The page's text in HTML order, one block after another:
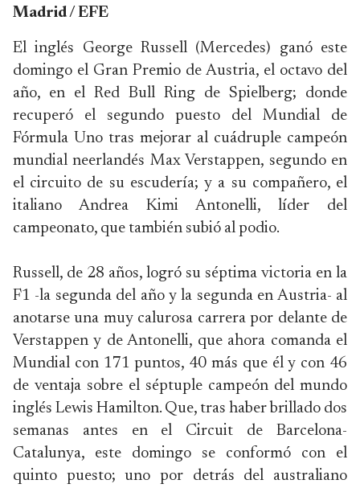
Madrid / EFE
El inglés George Russell (Mercedes) ganó este
domingo el Gran Premio de Austria, el octavo del
año, en el Red Bull Ring de Spielberg; donde
recuperó el segundo puesto del Mundial de
Fórmula Uno tras mejorar al cuádruple campeón
mundial neerlandés Max Verstappen, segundo en
el circuito de su escudería; y a su compañero, el
italiano Andrea Kimi Antonelli, líder del
campeonato, que también subió al podio.
Russell, de 28 años, logró su séptima victoria en la
F1 -la segunda del año y la segunda en Austria- al
anotarse una muy calurosa carrera por delante de
Verstappen y de Antonelli, que ahora comanda el
Mundial con 171 puntos, 40 más que él y con 46
de ventaja sobre el séptuple campeón del mundo
inglés Lewis Hamilton. Que, tras haber brillado dos
semanas antes en el Circuit de Barcelona-
Catalunya, este domingo se conformó con el
quinto puesto; uno por detrás del australiano